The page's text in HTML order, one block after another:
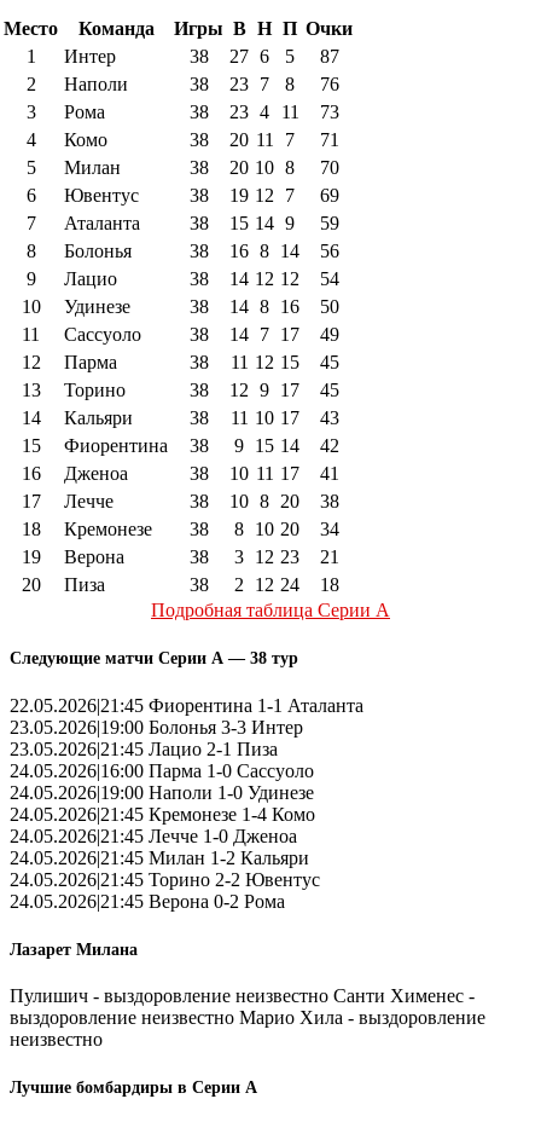
Место Команда Игры В Н П Очки
1
Интер 38 27 6 5
87
2
Наполи 38 23 7 8
76
3
Рома 38 23 4 11
73
4
Комо 38 20 11 7
71
5
Милан 38 20 10 8
70
6
Ювентус 38 19 12 7
69
7
Аталанта 38 15 14 9
59
8
Болонья 38 16 8 14
56
9
Лацио 38 14 12 12
54
10
Удинезе 38 14 8 16
50
11
Сассуоло 38 14 7 17
49
12
Парма 38 11 12 15
45
13
Торино 38 12 9 17
45
14
Кальяри 38 11 10 17
43
15
Фиорентина 38 9 15 14
42
16
Дженоа 38 10 11 17
41
17
Лечче 38 10 8 20
38
18
Кремонезе 38 8 10 20
34
19
Верона 38 3 12 23
21
20
Пиза 38 2 12 24
18
Подробная таблица Серии А
Следующие матчи Серии А — 38 тур
22.05.2026|21:45 Фиорентина 1-1 Аталанта
23.05.2026|19:00 Болонья 3-3 Интер
23.05.2026|21:45 Лацио 2-1 Пиза
24.05.2026|16:00 Парма 1-0 Сассуоло
24.05.2026|19:00 Наполи 1-0 Удинезе
24.05.2026|21:45 Кремонезе 1-4 Комо
24.05.2026|21:45 Лечче 1-0 Дженоа
24.05.2026|21:45 Милан 1-2 Кальяри
24.05.2026|21:45 Торино 2-2 Ювентус
24.05.2026|21:45 Верона 0-2 Рома
Лазарет Милана
Пулишич - выздоровление неизвестно Санти Хименес -
выздоровление неизвестно Марио Хила - выздоровление
неизвестно
Лучшие бомбардиры в Серии А